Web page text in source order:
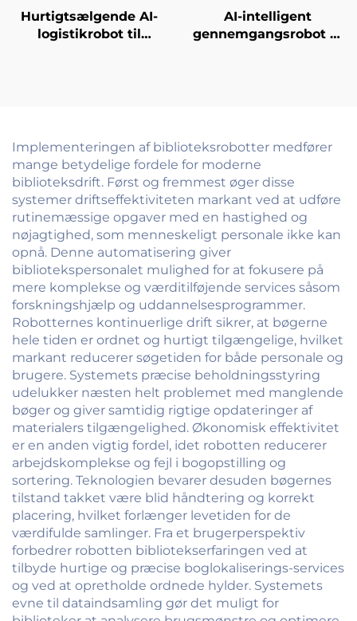
Hurtigtsælgende AI-
logistikrobot til
AI-intelligent
gennemgangsrobot til
Implementeringen af biblioteksrobotter medfører
mange betydelige fordele for moderne
biblioteksdrift. Først og fremmest øger disse
systemer driftseffektiviteten markant ved at udføre
rutinemæssige opgaver med en hastighed og
nøjagtighed, som menneskeligt personale ikke kan
opnå. Denne automatisering giver
bibliotekspersonalet mulighed for at fokusere på
mere komplekse og værditilføjende services såsom
forskningshjælp og uddannelsesprogrammer.
Robotternes kontinuerlige drift sikrer, at bøgerne
hele tiden er ordnet og hurtigt tilgængelige, hvilket
markant reducerer søgetiden for både personale og
brugere. Systemets præcise beholdningsstyring
udelukker næsten helt problemet med manglende
bøger og giver samtidig rigtige opdateringer af
materialers tilgængelighed. Økonomisk effektivitet
er en anden vigtig fordel, idet robotten reducerer
arbejdskomplekse og fejl i bogopstilling og
sortering. Teknologien bevarer desuden bøgernes
tilstand takket være blid håndtering og korrekt
placering, hvilket forlænger levetiden for de
værdifulde samlinger. Fra et brugerperspektiv
forbedrer robotten bibliotekserfaringen ved at
tilbyde hurtige og præcise boglokaliserings-services
og ved at opretholde ordnede hylder. Systemets
evne til dataindsamling gør det muligt for